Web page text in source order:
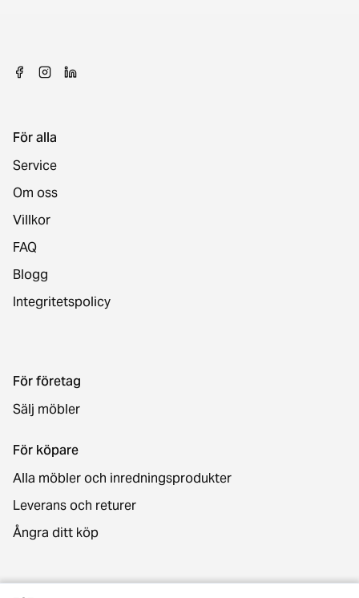
För alla
Service
Om oss
Villkor
FAQ
Blogg
Integritetspolicy
För företag
Sälj möbler
För köpare
Alla möbler och inredningsprodukter
Leverans och returer
Ångra ditt köp